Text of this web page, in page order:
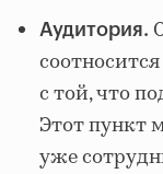
Аудитория.
с той, что
Этот пункт
уже